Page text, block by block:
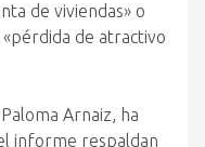
de viviendas» o
de atractivo
Arnaiz, ha
informe respaldan